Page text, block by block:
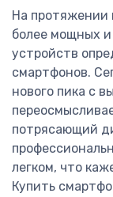
На протяжении
более мощных и
устройств
смартфонов.
нового пика с
потрясающий
легком, что
Купить